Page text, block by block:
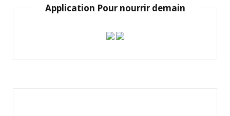
Application Pour nourrir demain